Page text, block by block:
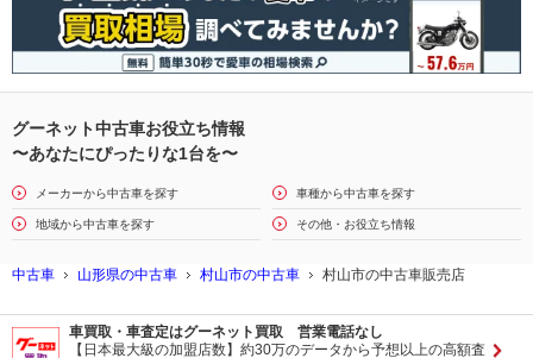
グーネット中古車お役立ち情報
〜あなたにぴったりな1台を〜
メーカーから中古車を探す 車種から中古車を探す
地域から中古車を探す その他・お役立ち情報
中古車 山形県の中古車 村山市の中古車 村山市の中古車販売店
車買取・車査定はグーネット買取 営業電話なし
【日本最大級の加盟店数】約30万のデータから予想以上の高額査